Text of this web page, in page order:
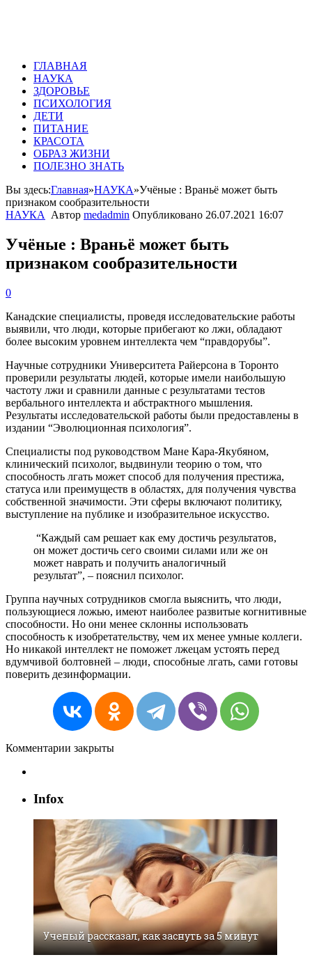
ГЛАВНАЯ
НАУКА
ЗДОРОВЬЕ
ПСИХОЛОГИЯ
ДЕТИ
ПИТАНИЕ
КРАСОТА
ОБРАЗ ЖИЗНИ
ПОЛЕЗНО ЗНАТЬ
Вы здесь:Главная»НАУКА»Учёные : Враньё может быть
признаком сообразительности
НАУКА
Автор medadmin Опубликовано 26.07.2021 16:07
Учёные : Враньё может быть
признаком сообразительности
0
Канадские специалисты, проведя исследовательские работы
выявили, что люди, которые прибегают ко лжи, обладают
более высоким уровнем интеллекта чем “правдорубы”.
Научные сотрудники Университета Райерсона в Торонто
проверили результаты людей, которые имели наибольшую
частоту лжи и сравнили данные с результатами тестов
вербального интеллекта и абстрактного мышления.
Результаты исследовательской работы были предоставлены в
издании “Эволюционная психология”.
Специалисты под руководством Мане Кара-Якубяном,
клинический психолог, выдвинули теорию о том, что
способность лгать может способ для получения престижа,
статуса или преимуществ в областях, для получения чувства
собственной значимости. Эти сферы включают политику,
выступление на публике и изобразительное искусство.
“Каждый сам решает как ему достичь результатов,
он может достичь сего своими силами или же он
может наврать и получить аналогичный
результат”, – пояснил психолог.
Группа научных сотрудников смогла выяснить, что люди,
пользующиеся ложью, имеют наиболее развитые когнитивные
способности. Но они менее склонны использовать
способность к изобретательству, чем их менее умные коллеги.
Но никакой интеллект не поможет лжецам устоять перед
вдумчивой болтовней – люди, способные лгать, сами готовы
поверить дезинформации.
Комментарии закрыты
Infox
Ученый рассказал, как заснуть за 5 минут